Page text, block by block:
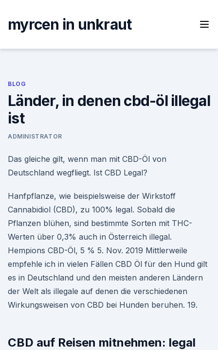
content
myrcen in unkraut
BLOG
Länder, in denen cbd-öl illegal
ist
ADMINISTRATOR
Das gleiche gilt, wenn man mit CBD-Öl von
Deutschland wegfliegt. Ist CBD Legal?
Hanfpflanze, wie beispielsweise der Wirkstoff
Cannabidiol (CBD), zu 100% legal. Sobald die
Pflanzen blühen, sind bestimmte Sorten mit THC-
Werten über 0,3% auch in Österreich illegal.
Hempions CBD-Öl, 5 % 5. Nov. 2019 Mittlerweile
empfehle ich in vielen Fällen CBD Öl für den Hund gilt
es in Deutschland und den meisten anderen Ländern
der Welt als illegale auf denen die verschiedenen
Wirkungsweisen von CBD bei Hunden beruhen. 19.
CBD auf Reisen mitnehmen: legal